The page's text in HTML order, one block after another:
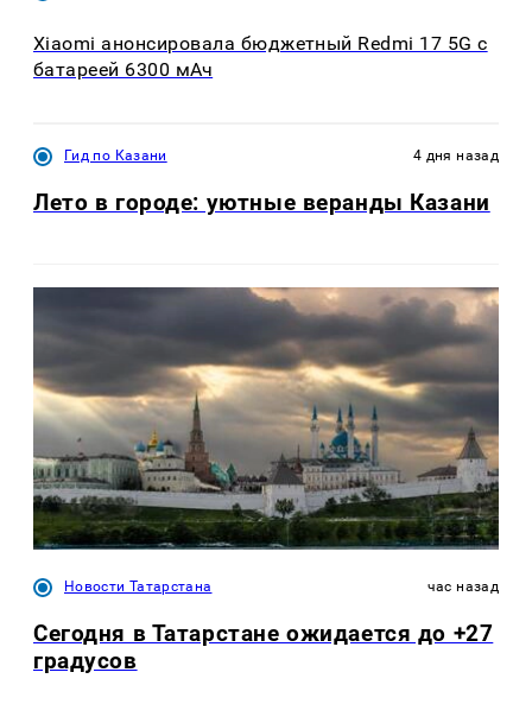
Xiaomi анонсировала бюджетный Redmi 17 5G с
батареей 6300 мАч
Гид по Казани 4 дня назад
Лето в городе: уютные веранды Казани
Новости Татарстана час назад
Сегодня в Татарстане ожидается до +27
градусов